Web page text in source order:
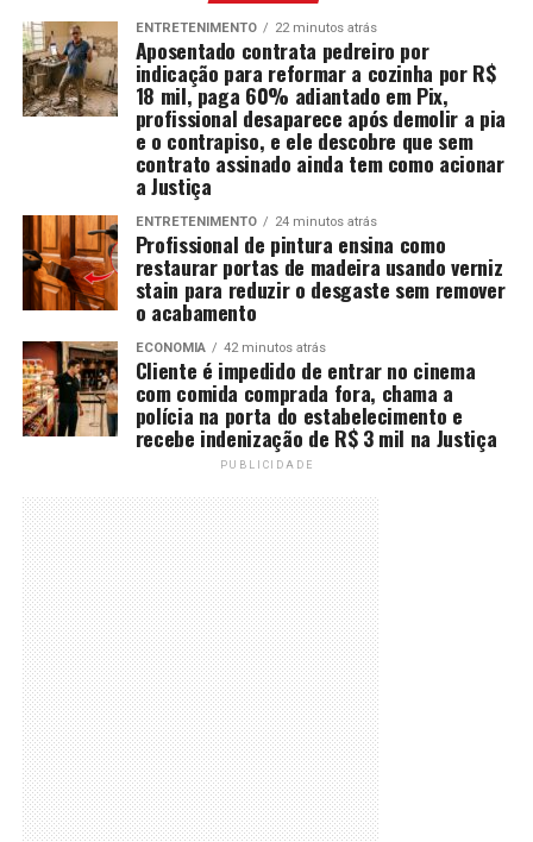
ENTRETENIMENTO 22 minutos atrás
Aposentado contrata pedreiro por
indicação para reformar a cozinha por R$
18 mil, paga 60% adiantado em Pix,
profissional desaparece após demolir a pia
e o contrapiso, e ele descobre que sem
contrato assinado ainda tem como acionar
a Justiça
ENTRETENIMENTO 24 minutos atrás
Profissional de pintura ensina como
restaurar portas de madeira usando verniz
stain para reduzir o desgaste sem remover
o acabamento
ECONOMIA 42 minutos atrás
Cliente é impedido de entrar no cinema
com comida comprada fora, chama a
polícia na porta do estabelecimento e
recebe indenização de R$ 3 mil na Justiça
PUBLICIDADE